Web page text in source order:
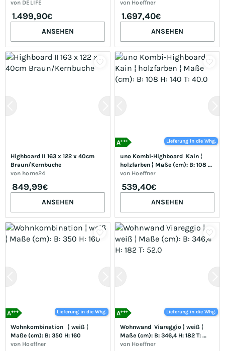
Baumkante, Lowboards,
Massivholzmöbel, Massivholz
von DELIFE
1.499,90€
ANSEHEN
304 H: 210 T: 52.0
von Hoeffner
1.697,40€
ANSEHEN
Highboard II 163 x 122 x 40cm
Braun/Kernbuche
von home24
849,99€
ANSEHEN
Lieferung in die Whg.
A+++
uno Kombi-Highboard  Kain ¦
holzfarben ¦ Maße (cm): B: 108
H: 140 T: 40.0
von Hoeffner
539,40€
ANSEHEN
Lieferung in die Whg.
A+++
Wohnkombination   ¦ weiß ¦
Maße (cm): B: 350 H: 160
von Hoeffner
Lieferung in die Whg.
A+++
Wohnwand  Viareggio ¦ weiß ¦
Maße (cm): B: 346,4 H: 182 T:
52.0
von Hoeffner